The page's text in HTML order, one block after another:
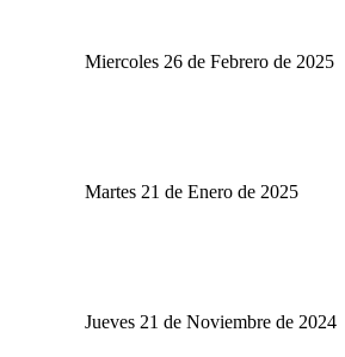
Miercoles 26 de Febrero de 2025
Martes 21 de Enero de 2025
Jueves 21 de Noviembre de 2024